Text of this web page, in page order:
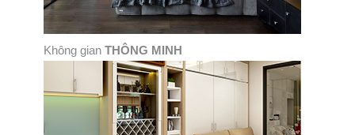
Không gian THÔNG MINH